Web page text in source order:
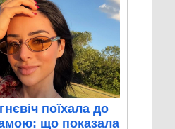
поїхала до
що показала